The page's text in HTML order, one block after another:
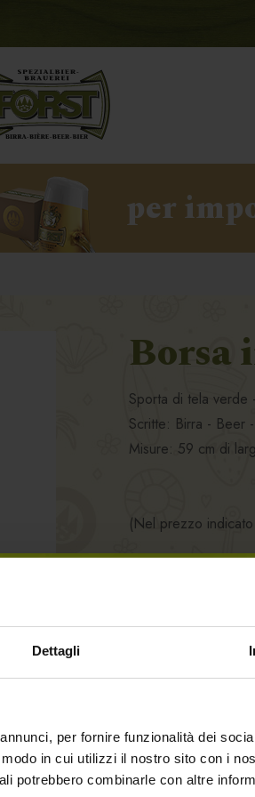
Dettagli
per fornire funzionalità dei
in cui utilizzi il nostro sito con i
potrebbero combinarle con altre
per
Borsa
Sporta di tela verde
Scritte: Birra - Beer
Misure: 59 cm di
(Nel prezzo
*Nel prezzo
CONSEGNA
14.00 €
- +
AGGIUNGI